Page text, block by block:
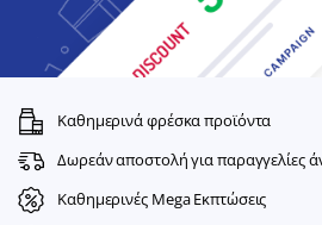
Καθημερινά φρέσκα προϊόντα
Δωρεάν αποστολή για παραγγελίες
Καθημερινές Mega Εκπτώσεις